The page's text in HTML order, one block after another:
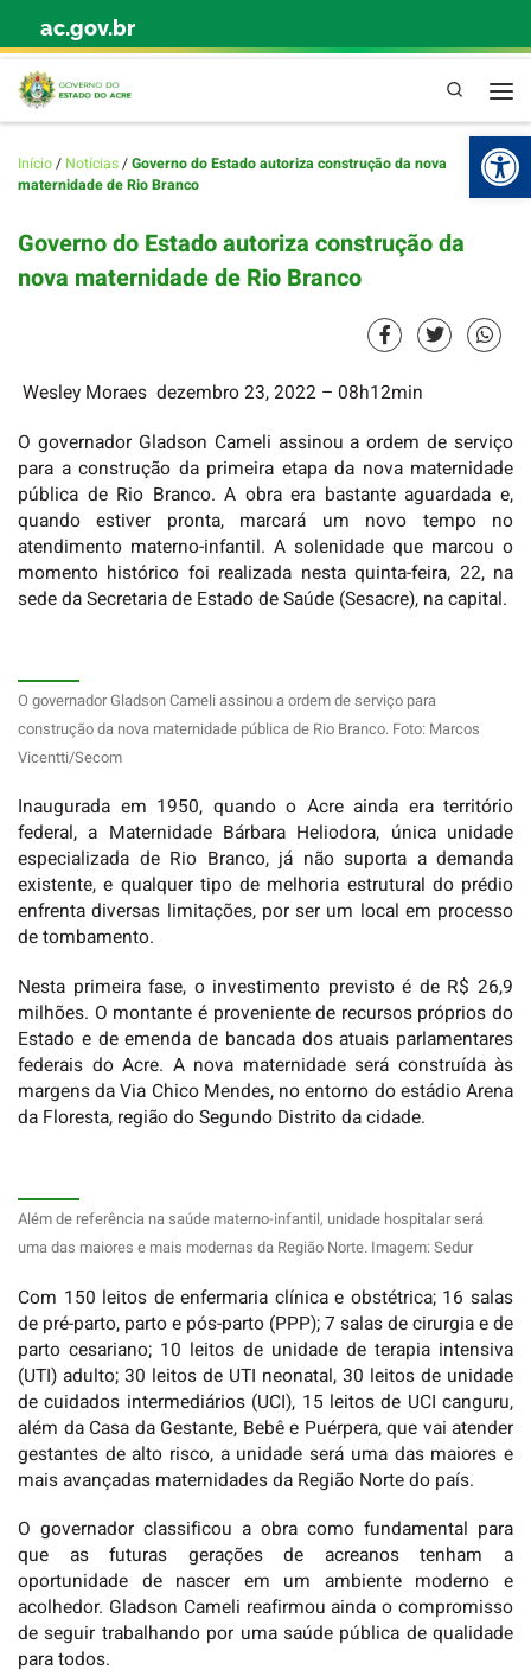
Skip to content
ac.gov.br
Pesquisa
Início/ Notícias/Governo do Estado autoriza construção da nova
maternidade de Rio Branco
Governo do Estado autoriza construção da
nova maternidade de Rio Branco
Wesley Moraes dezembro 23, 2022 – 08h12min
O governador Gladson Cameli assinou a ordem de serviço
para a construção da primeira etapa da nova maternidade
pública de Rio Branco. A obra era bastante aguardada e,
quando estiver pronta, marcará um novo tempo no
atendimento materno-infantil. A solenidade que marcou o
momento histórico foi realizada nesta quinta-feira, 22, na
sede da Secretaria de Estado de Saúde (Sesacre), na capital.
O governador Gladson Cameli assinou a ordem de serviço para
construção da nova maternidade pública de Rio Branco. Foto: Marcos
Vicentti/Secom
Inaugurada em 1950, quando o Acre ainda era território
federal, a Maternidade Bárbara Heliodora, única unidade
especializada de Rio Branco, já não suporta a demanda
existente, e qualquer tipo de melhoria estrutural do prédio
enfrenta diversas limitações, por ser um local em processo
de tombamento.
Nesta primeira fase, o investimento previsto é de R$ 26,9
milhões. O montante é proveniente de recursos próprios do
Estado e de emenda de bancada dos atuais parlamentares
federais do Acre. A nova maternidade será construída às
margens da Via Chico Mendes, no entorno do estádio Arena
da Floresta, região do Segundo Distrito da cidade.
Além de referência na saúde materno-infantil, unidade hospitalar será
uma das maiores e mais modernas da Região Norte. Imagem: Sedur
Com 150 leitos de enfermaria clínica e obstétrica; 16 salas
de pré-parto, parto e pós-parto (PPP); 7 salas de cirurgia e de
parto cesariano; 10 leitos de unidade de terapia intensiva
(UTI) adulto; 30 leitos de UTI neonatal, 30 leitos de unidade
de cuidados intermediários (UCI), 15 leitos de UCI canguru,
além da Casa da Gestante, Bebê e Puérpera, que vai atender
gestantes de alto risco, a unidade será uma das maiores e
mais avançadas maternidades da Região Norte do país.
O governador classificou a obra como fundamental para
que as futuras gerações de acreanos tenham a
oportunidade de nascer em um ambiente moderno e
acolhedor. Gladson Cameli reafirmou ainda o compromisso
de seguir trabalhando por uma saúde pública de qualidade
para todos.